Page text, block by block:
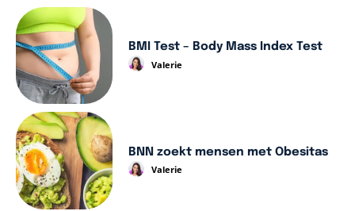
BMI Test – Body Mass Index Test
Valerie
BNN zoekt mensen met Obesitas
Valerie